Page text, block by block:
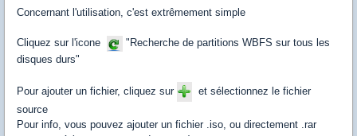
Concernant l'utilisation, c'est extrêmement simple
Cliquez sur l'icone
"Recherche de partitions WBFS sur tous les
disques durs"
Pour ajouter un fichier, cliquez sur
et sélectionnez le fichier
source
Pour info, vous pouvez ajouter un fichier .iso, ou directement .rar